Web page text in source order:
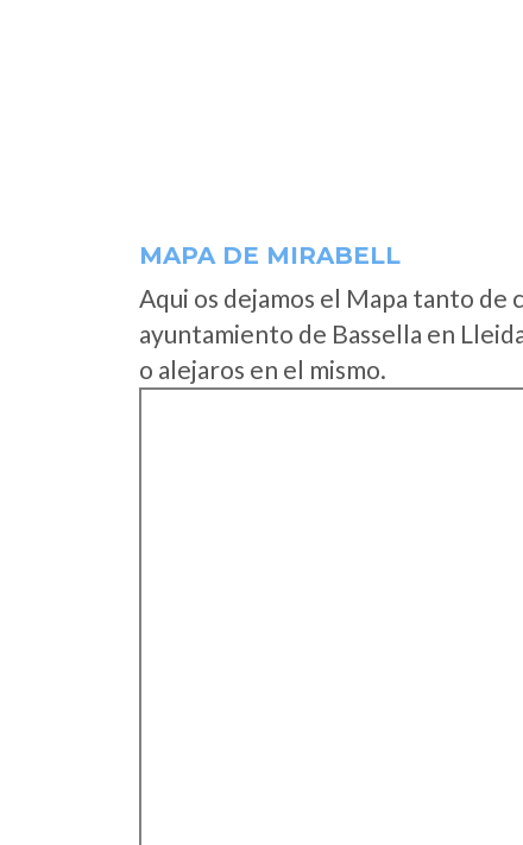
MAPA DE MIRABELL
Aqui os dejamos el Mapa tanto
ayuntamiento de Bassella en
o alejaros en el mismo.